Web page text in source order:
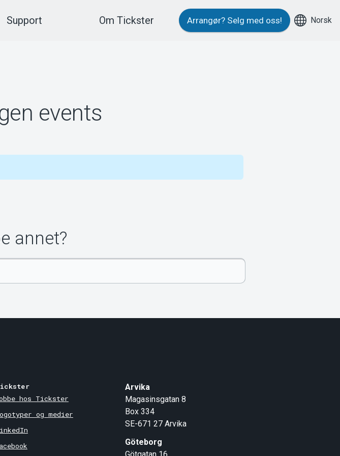
Support Om Tickster Arrangør? Selg med oss! Norsk
events
annet?
hos Tickster
og medier
Arvika
Magasinsgatan 8
Box 334
SE-671 27 Arvika
Göteborg